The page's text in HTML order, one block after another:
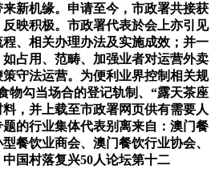
新机缘。申请至今，市政署共接获
映积极。市政署代表於会上亦引见
、相关办理办法及实施成效；并一
占用、范畴、加强业者对运营外卖
守法运营。为便利业界控制相关规
物勾当场合的登记轨制、“露天茶座
，并上载至市政署网页供有需要人
的行业集体代表别离来自：澳门餐
餐饮业商会、澳门餐饮行业协会、
国村落复兴50人论坛第十二